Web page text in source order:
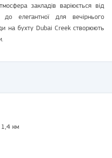
закладів варіюється від
до елегантної для вечірнього
на бухту Dubai Creek створюють
1,4 км